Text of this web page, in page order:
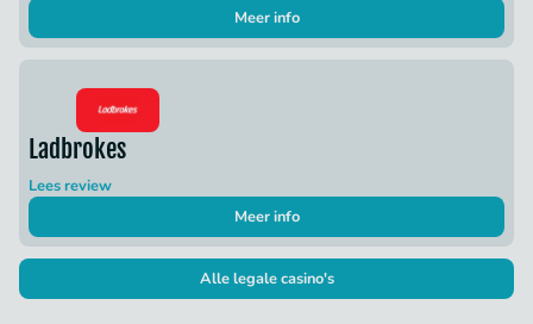
Meer info
Ladbrokes
Lees review
Meer info
Alle legale casino's